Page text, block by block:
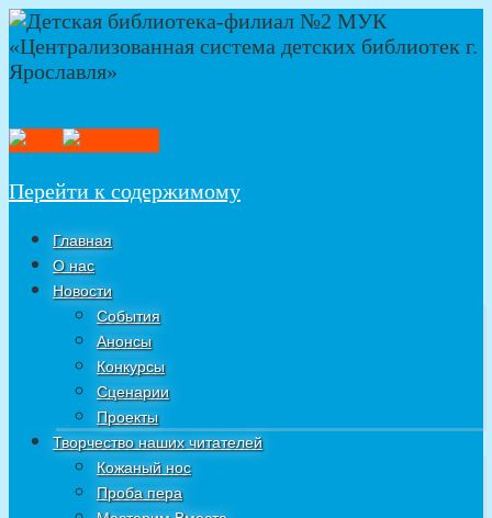
Перейти к содержимому
Главная
О нас
Новости
События
Анонсы
Конкурсы
Сценарии
Проекты
Творчество наших читателей
Кожаный нос
Проба пера